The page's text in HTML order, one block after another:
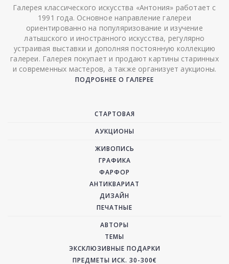
Галерея классического искусства «Антония» работает с
1991 года. Основное направление галереи
ориентированно на популяризование и изучение
латышского и иностранного искусства, регулярно
устраивая выставки и дополняя постоянную коллекцию
галереи. Галерея покупает и продают картины старинных
и современных мастеров, а также организует аукционы.
ПОДРОБНЕЕ О ГАЛЕРЕЕ
СТАРТОВАЯ
АУКЦИОНЫ
ЖИВОПИСЬ
ГРАФИКА
ФАРФОР
АНТИКВАРИАТ
ДИЗАЙН
ПЕЧАТНЫЕ
АВТОРЫ
ТЕМЫ
ЭКСКЛЮЗИВНЫЕ ПОДАРКИ
ПРЕДМЕТЫ ИСК. 30-300€